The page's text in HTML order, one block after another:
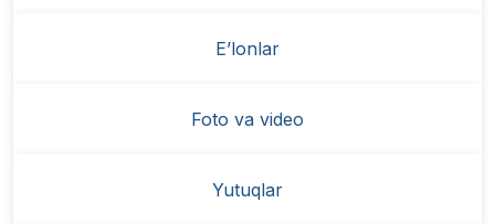
E’lonlar
Foto va video
Yutuqlar